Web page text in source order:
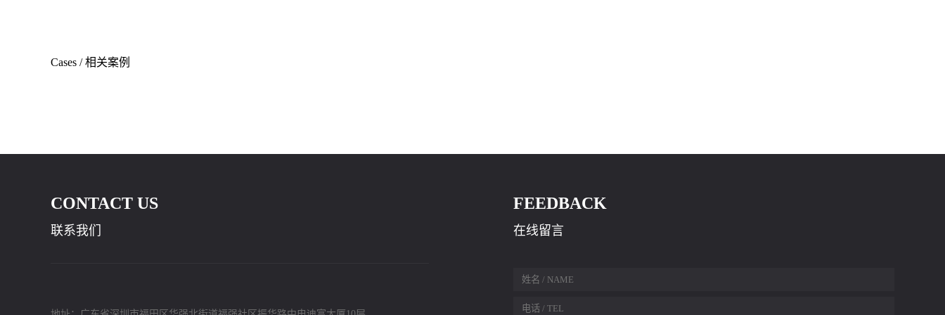
Cases / 相关案例
CONTACT US
联系我们
FEEDBACK
在线留言